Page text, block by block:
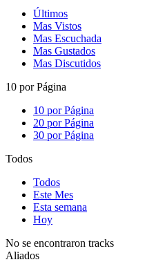
Últimos
Mas Vistos
Mas Escuchada
Mas Gustados
Mas Discutidos
10 por Página
10 por Página
20 por Página
30 por Página
Todos
Todos
Este Mes
Esta semana
Hoy
No se encontraron tracks
Aliados